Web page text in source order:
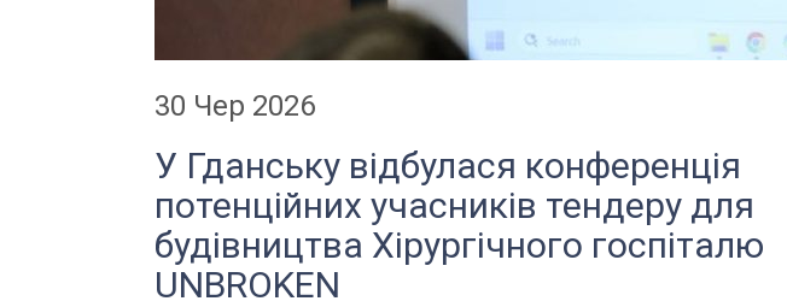
30 Чер 2026
У Гданську відбулася конференція
потенційних учасників тендеру для
будівництва Хірургічного госпіталю
UNBROKEN